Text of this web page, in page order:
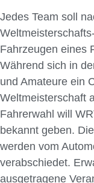
Jedes Team soll
Fahrzeugen eines
Während sich in
und Amateure ein
Weltmeisterschaft
Fahrerwahl will
bekannt geben.
werden vom
verabschiedet.
ausgetragene